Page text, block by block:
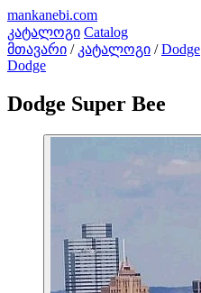
mankanebi.com
კატალოგი Catalog
მთავარი / კატალოგი / Dodge
Dodge
Dodge Super Bee